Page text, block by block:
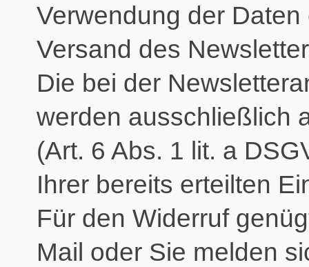
Verwendung der
Versand des
Die bei der
werden ausschließlich
(Art. 6 Abs. 1 lit. a
Ihrer bereits erteilten
Für den Widerruf
Mail oder Sie melden